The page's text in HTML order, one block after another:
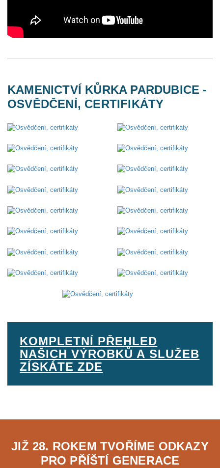
KAMENICTVÍ KŮRKA PARDUBICE -
OSVĚDČENÍ, CERTIFIKÁTY
KOMPLETNÍ PŘEHLED
NAŠICH VÝROBKŮ A SLUŽEB
ZÍSKÁTE ZDE
JIŽ 28. ROKEM TVOŘÍME ODKAZY
PRO PŘÍŠTÍ GENERACE